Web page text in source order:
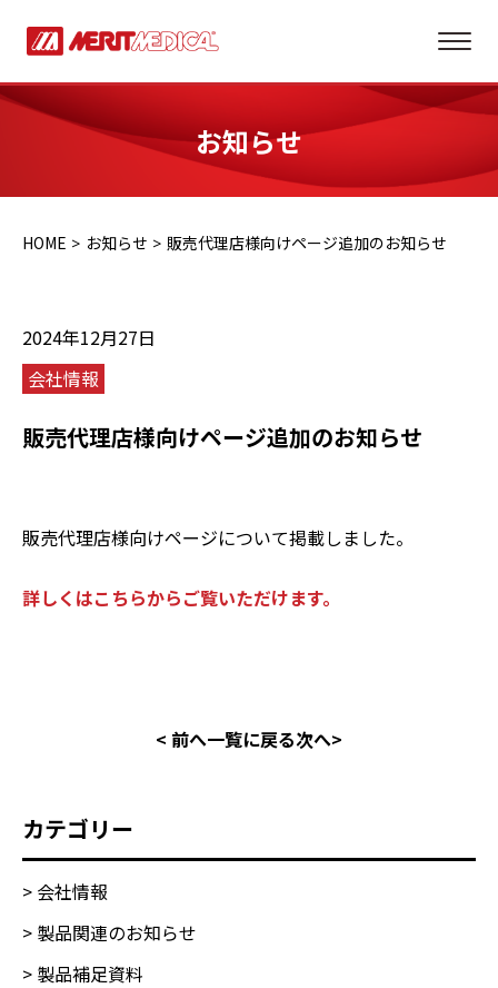
お知らせ
HOME お知らせ 販売代理店様向けページ追加のお知らせ
2024年12月27日
会社情報
販売代理店様向けページ追加のお知らせ
販売代理店様向けページについて掲載しました。
詳しくはこちらからご覧いただけます。
< 前へ一覧に戻る次へ>
カテゴリー
> 会社情報
> 製品関連のお知らせ
> 製品補足資料